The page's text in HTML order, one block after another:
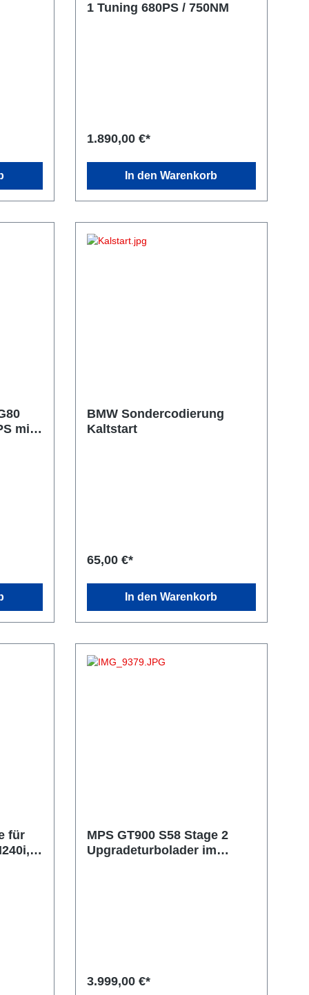
1 Tuning 680PS / 750NM
1.890,00 €*
In den Warenkorb
BMW Sondercodierung
Kaltstart
65,00 €*
In den Warenkorb
für
MPS GT900 S58 Stage 2
Upgradeturbolader im
3.999,00 €*